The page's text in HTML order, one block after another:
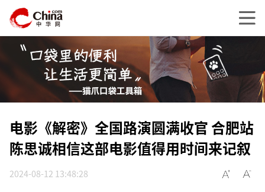
电影《解密》全国路演圆满收官 合肥站
陈思诚相信这部电影值得用时间来记叙
2024-08-12 13:48:28